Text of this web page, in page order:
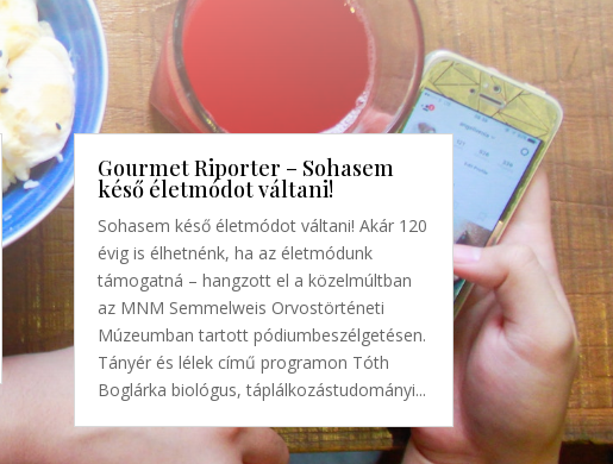
Gourmet Riporter – Sohasem
késő életmódot váltani!
Sohasem késő életmódot váltani! Akár 120
évig is élhetnénk, ha az életmódunk
támogatná – hangzott el a közelmúltban
az MNM Semmelweis Orvostörténeti
Múzeumban tartott pódiumbeszélgetésen.
Tányér és lélek című programon Tóth
Boglárka biológus, táplálkozástudományi...